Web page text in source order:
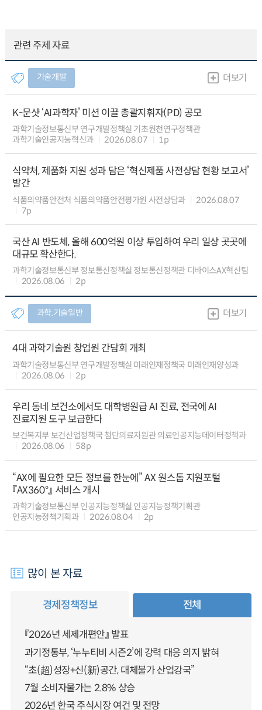
관련 주제 자료
기술개발 더보기
K-문샷 ‘AI과학자’ 미션 이끌 총괄지휘자(PD) 공모
과학기술정보통신부 연구개발정책실 기초원천연구정책관
과학기술인공지능혁신과
2026.08.07 1p
식약처, 제품화 지원 성과 담은 ‘혁신제품 사전상담 현황 보고서’
발간
식품의약품안전처 식품의약품안전평가원 사전상담과
2026.08.07
7p
국산 AI 반도체, 올해 600억원 이상 투입하여 우리 일상 곳곳에
대규모 확산한다.
과학기술정보통신부 정보통신정책실 정보통신정책관 디바이스AX혁신팀
2026.08.06
2p
과학.기술일반 더보기
4대 과학기술원 창업원 간담회 개최
과학기술정보통신부 연구개발정책실 미래인재정책국 미래인재양성과
2026.08.06
2p
우리 동네 보건소에서도 대학병원급 AI 진료, 전국에 AI
진료지원 도구 보급한다
보건복지부 보건산업정책국 첨단의료지원관 의료인공지능데이터정책과
2026.08.06
58p
“AX에 필요한 모든 정보를 한눈에” AX 원스톱 지원포털
『AX360°』 서비스 개시
과학기술정보통신부 인공지능정책실 인공지능정책기획관
인공지능정책기획과
2026.08.04 2p
많이 본 자료
경제정책정보 전체
『2026년 세제개편안』 발표
과기정통부, ‘누누티비 시즌2’에 강력 대응 의지 밝혀
“초(超)성장+신(新)공간, 대체불가 산업강국”
7월 소비자물가는 2.8% 상승
2026년 한국 주식시장 여건 및 전망